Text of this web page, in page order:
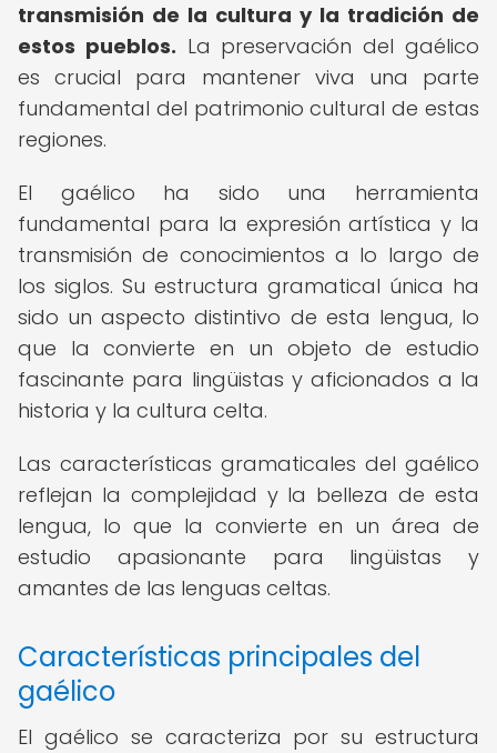
transmisión de la cultura y la tradición de
estos pueblos. La preservación del gaélico
es crucial para mantener viva una parte
fundamental del patrimonio cultural de estas
regiones.
El gaélico ha sido una herramienta
fundamental para la expresión artística y la
transmisión de conocimientos a lo largo de
los siglos. Su estructura gramatical única ha
sido un aspecto distintivo de esta lengua, lo
que la convierte en un objeto de estudio
fascinante para lingüistas y aficionados a la
historia y la cultura celta.
Las características gramaticales del gaélico
reflejan la complejidad y la belleza de esta
lengua, lo que la convierte en un área de
estudio apasionante para lingüistas y
amantes de las lenguas celtas.
Características principales del
gaélico
El gaélico se caracteriza por su estructura